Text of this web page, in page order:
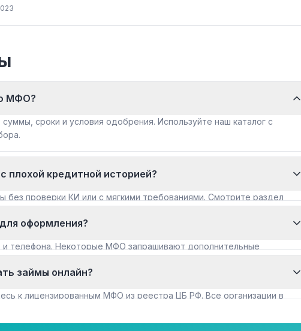
МФО?
сроки и условия одобрения. Используйте наш каталог с
плохой кредитной историей?
проверки КИ или с мягкими требованиями. Смотрите раздел
оформления?
телефона. Некоторые МФО запрашивают дополнительные
займы онлайн?
к лицензированным МФО из реестра ЦБ РФ. Все организации в